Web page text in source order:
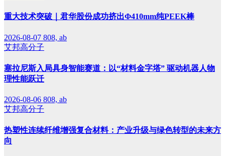
重大技术突破｜君华股份成功挤出Φ410mm纯PEEK棒
2026-08-07 808, ab
艾邦高分子
塞拉尼斯入局具身智能赛道：以“材料金字塔” 驱动机器人物
理性能跃迁
2026-08-06 808, ab
艾邦高分子
热塑性连续纤维增强复合材料：产业升级与绿色转型的未来方
向